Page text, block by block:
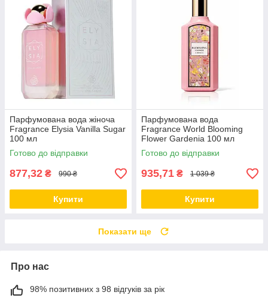
Парфумована вода жіноча
Fragrance Elysia Vanilla Sugar
100 мл
Готово до відправки
877,32 ₴ 990 ₴
Купити
Парфумована вода
Fragrance World Blooming
Flower Gardenia 100 мл
Готово до відправки
935,71 ₴ 1 039 ₴
Купити
Показати ще
Про нас
98% позитивних з 98 відгуків за рік